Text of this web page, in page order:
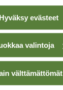
Hyväksy evästeet
valintoja
välttämättömät